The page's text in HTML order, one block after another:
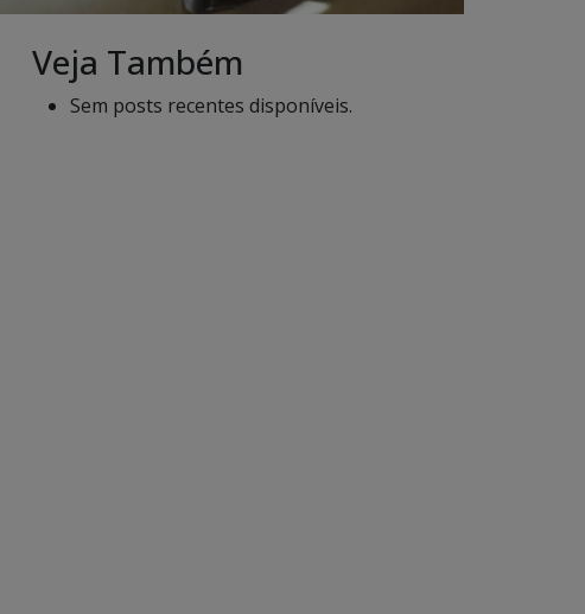
Veja Também
Sem posts recentes disponíveis.